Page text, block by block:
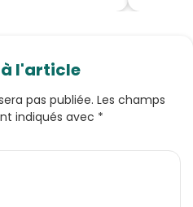
l'article
pas publiée. Les champs
indiqués avec *